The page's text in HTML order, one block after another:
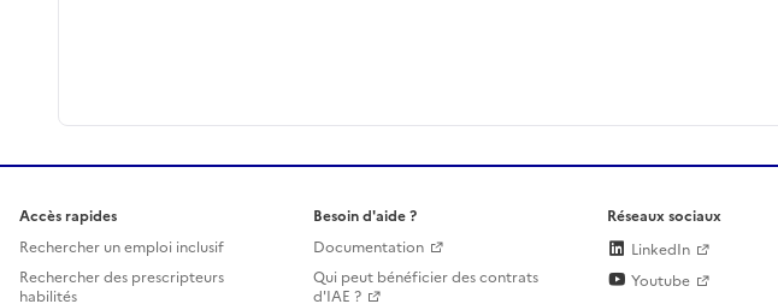
Accès rapides
Rechercher un emploi inclusif
Rechercher des prescripteurs
habilités
Besoin d'aide ?
Documentation
Qui peut bénéficier des contrats
d'IAE ?
Réseaux sociaux
LinkedIn
Youtube